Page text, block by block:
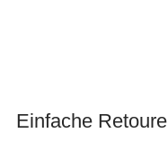
Einfache Retoure